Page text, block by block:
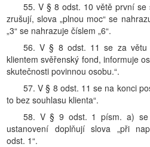
55. V § 8 odst. 10 větě první se
zrušují, slova „plnou moc“ se
„3“ se nahrazuje číslem „6“.
56. V § 8 odst. 11 se za větu
klientem svěřenský fond, informuje
skutečnosti povinnou osobu.“.
57. V § 8 odst. 11 se na konci
to bez souhlasu klienta“.
58. V § 9 odst. 1 písm. a) se
ustanovení doplňují slova „při
odst. 1“.